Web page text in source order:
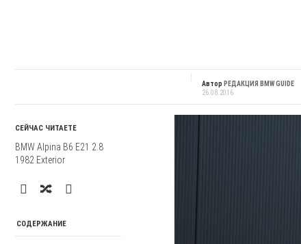
Автор РЕДАКЦИЯ BMW GUIDE
26.08.2016
СЕЙЧАС ЧИТАЕТЕ
BMW Alpina B6 E21 2.8
1982 Exterior
СОДЕРЖАНИЕ